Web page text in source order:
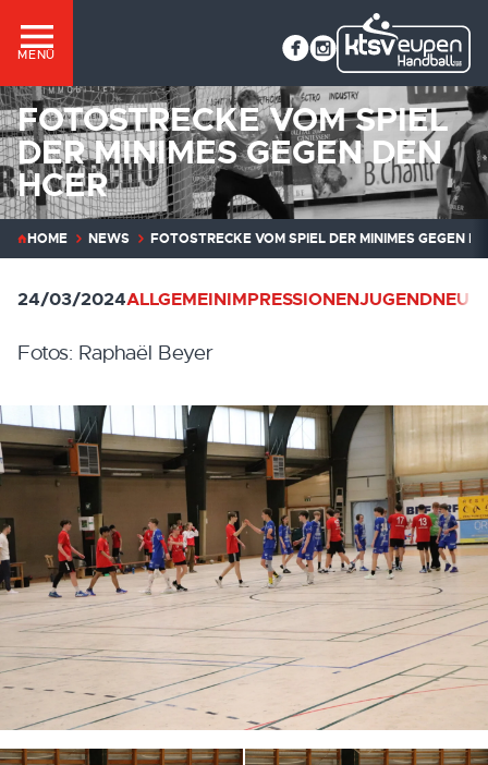
MENÜ
FOTOSTRECKE VOM SPIEL
DER MINIMES GEGEN DEN
HCER
HOME NEWS FOTOSTRECKE VOM SPIEL DER MINIMES GEGEN
24/03/2024ALLGEMEINIMPRESSIONENJUGEND
Fotos: Raphaël Beyer